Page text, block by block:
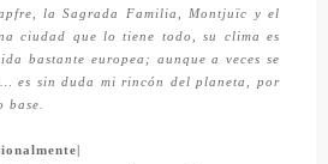
la Sagrada Familia, Montjuïc y el
ciudad que lo tiene todo, su clima es
bastante europea; aunque a veces se
es sin duda mi rincón del planeta, por
base.